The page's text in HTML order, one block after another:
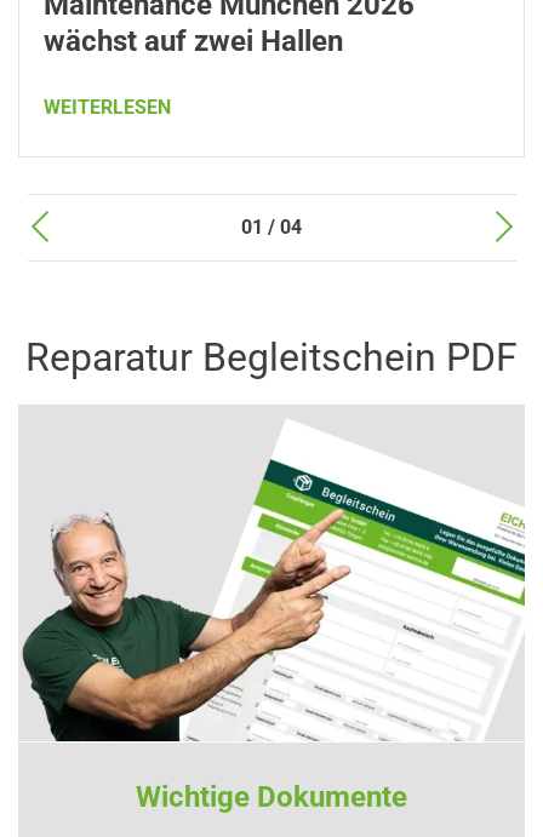
wächst auf zwei Hallen
WEITERLESEN
01 / 04
Reparatur Begleitschein PDF
Wichtige Dokumente